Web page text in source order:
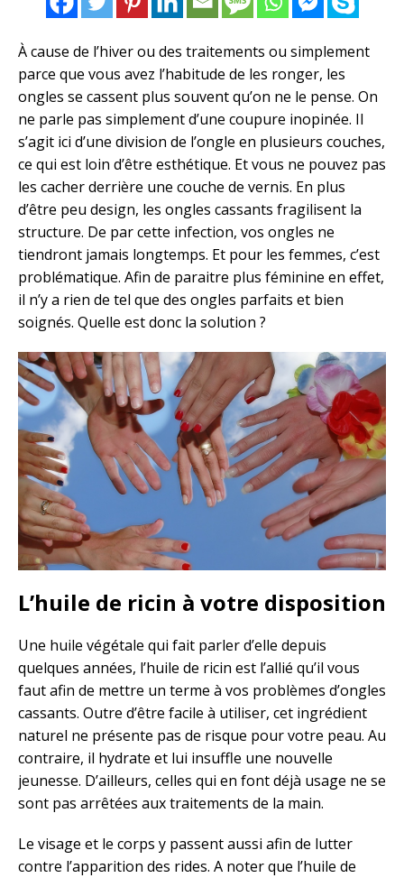
À cause de l’hiver ou des traitements ou simplement
parce que vous avez l’habitude de les ronger, les
ongles se cassent plus souvent qu’on ne le pense. On
ne parle pas simplement d’une coupure inopinée. Il
s’agit ici d’une division de l’ongle en plusieurs couches,
ce qui est loin d’être esthétique. Et vous ne pouvez pas
les cacher derrière une couche de vernis. En plus
d’être peu design, les ongles cassants fragilisent la
structure. De par cette infection, vos ongles ne
tiendront jamais longtemps. Et pour les femmes, c’est
problématique. Afin de paraitre plus féminine en effet,
il n’y a rien de tel que des ongles parfaits et bien
soignés. Quelle est donc la solution ?
L’huile de ricin à votre disposition
Une huile végétale qui fait parler d’elle depuis
quelques années, l’huile de ricin est l’allié qu’il vous
faut afin de mettre un terme à vos problèmes d’ongles
cassants. Outre d’être facile à utiliser, cet ingrédient
naturel ne présente pas de risque pour votre peau. Au
contraire, il hydrate et lui insuffle une nouvelle
jeunesse. D’ailleurs, celles qui en font déjà usage ne se
sont pas arrêtées aux traitements de la main.
Le visage et le corps y passent aussi afin de lutter
contre l’apparition des rides. A noter que l’huile de